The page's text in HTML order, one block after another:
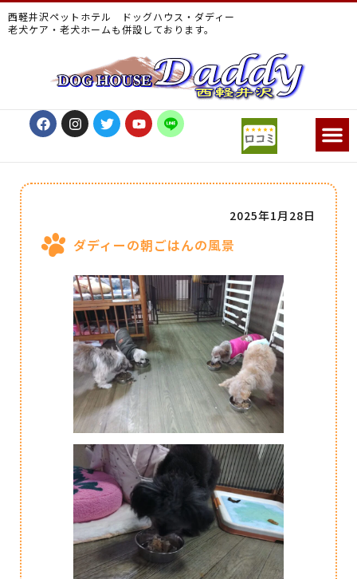
西軽井沢ペットホテル ドッグハウス・ダディー
老犬ケア・老犬ホームも併設しております。
ダディーの朝ごはんの風景
2025年1月28日